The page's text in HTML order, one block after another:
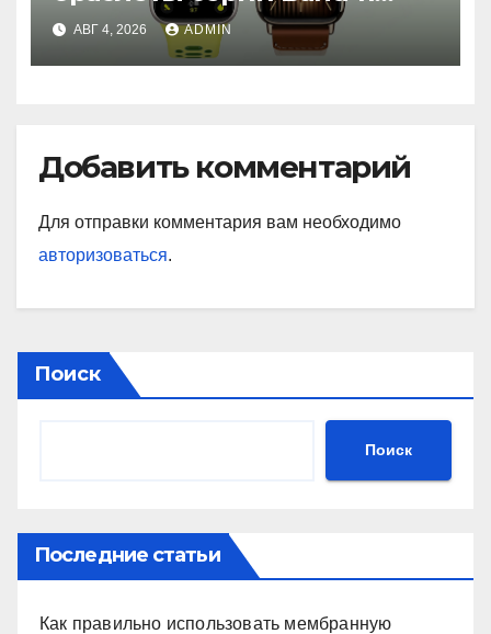
с GPS и автономностью до
26 дней
АВГ 4, 2026 ADMIN
Добавить комментарий
Для отправки комментария вам необходимо
авторизоваться.
Поиск
Поиск
Последние статьи
Как правильно использовать мембранную